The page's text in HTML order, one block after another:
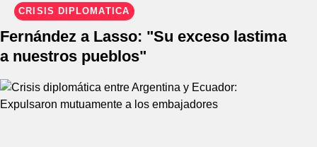
CRISIS DIPLOMÁTICA
Fernández a Lasso: "Su exceso lastima
a nuestros pueblos"